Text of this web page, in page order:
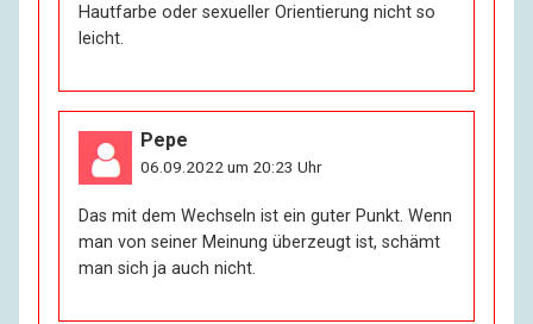
Hautfarbe oder sexueller Orientierung nicht so
leicht.
Pepe
06.09.2022 um 20:23 Uhr
Das mit dem Wechseln ist ein guter Punkt. Wenn
man von seiner Meinung überzeugt ist, schämt
man sich ja auch nicht.